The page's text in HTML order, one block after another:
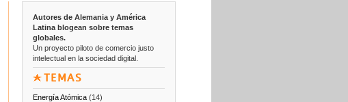
Autores de Alemania y América
Latina blogean sobre temas
globales.
Un proyecto piloto de comercio justo
intelectual en la sociedad digital.
TEMAS
Energía Atómica(14)